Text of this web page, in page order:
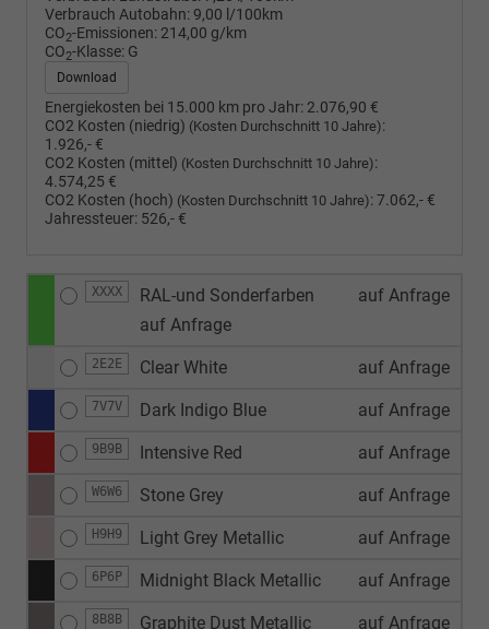
Verbrauch Autobahn: 9,00 l/100km
CO2-Emissionen: 214,00 g/km
CO2-Klasse: G
Download
Energiekosten bei 15.000 km pro Jahr: 2.076,90 €
CO2 Kosten (niedrig) (Kosten Durchschnitt 10 Jahre):
1.926,- €
CO2 Kosten (mittel) (Kosten Durchschnitt 10 Jahre):
4.574,25 €
CO2 Kosten (hoch) (Kosten Durchschnitt 10 Jahre):7.062,- €
Jahressteuer: 526,- €
XXXX
RAL-und Sonderfarben
auf Anfrage
auf Anfrage
2E2E Clear White auf Anfrage
7V7V Dark Indigo Blue auf Anfrage
9B9B Intensive Red auf Anfrage
W6W6 Stone Grey auf Anfrage
H9H9 Light Grey Metallic auf Anfrage
6P6P Midnight Black Metallic auf Anfrage
8B8B Graphite Dust Metallic auf Anfrage